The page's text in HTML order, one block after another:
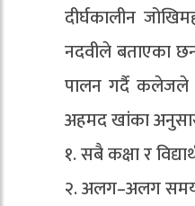
दीर्घकालीन
नदवीले बताएका
पालन गर्दै कलेजले
अहमद खांका
१. सबै कक्षा र
२. अलग–अलग समय